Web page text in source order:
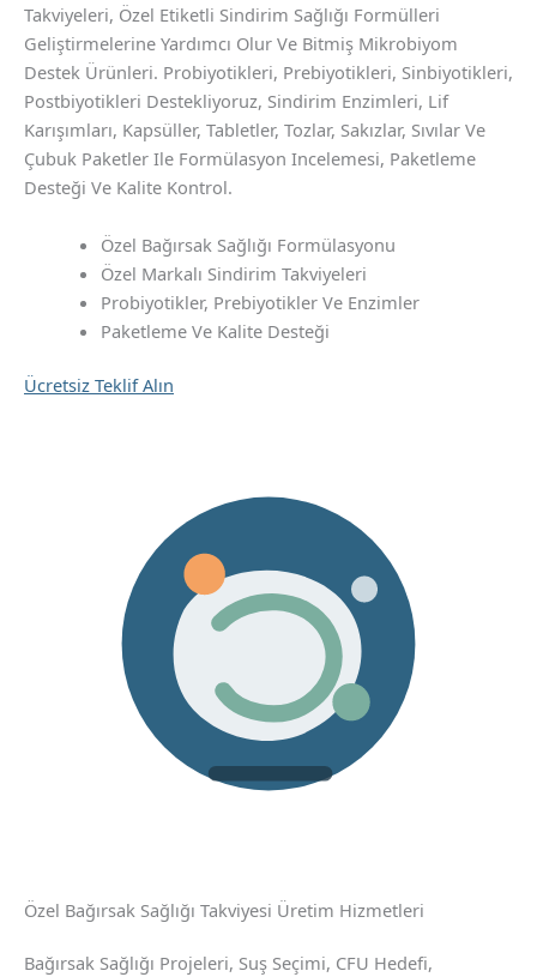
Takviyeleri, Özel Etiketli Sindirim Sağlığı Formülleri
Geliştirmelerine Yardımcı Olur Ve Bitmiş Mikrobiyom
Destek Ürünleri. Probiyotikleri, Prebiyotikleri, Sinbiyotikleri,
Postbiyotikleri Destekliyoruz, Sindirim Enzimleri, Lif
Karışımları, Kapsüller, Tabletler, Tozlar, Sakızlar, Sıvılar Ve
Çubuk Paketler Ile Formülasyon Incelemesi, Paketleme
Desteği Ve Kalite Kontrol.
Özel Bağırsak Sağlığı Formülasyonu
Özel Markalı Sindirim Takviyeleri
Probiyotikler, Prebiyotikler Ve Enzimler
Paketleme Ve Kalite Desteği
Ücretsiz Teklif Alın
Özel Bağırsak Sağlığı Takviyesi Üretim Hizmetleri
Bağırsak Sağlığı Projeleri, Suş Seçimi, CFU Hedefi,